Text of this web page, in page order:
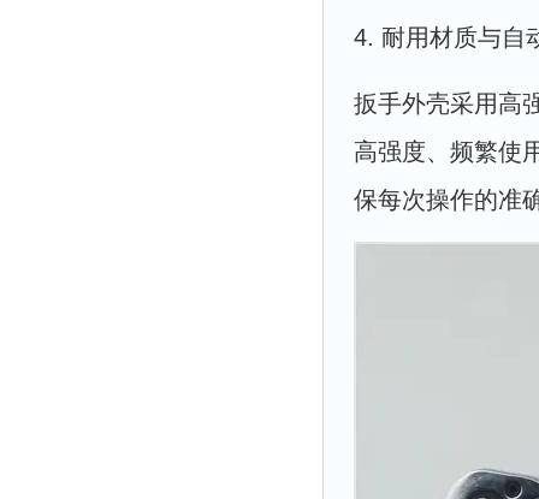
4. 耐用材质与自
扳手外壳采用高
高强度、频繁使
保每次操作的准